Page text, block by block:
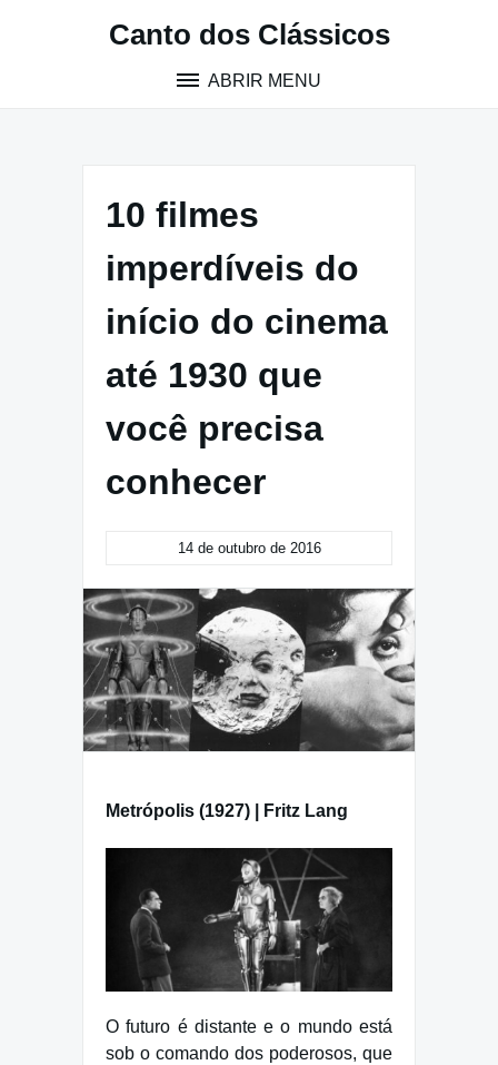
Canto dos Clássicos
ABRIR MENU
10 filmes
imperdíveis do
início do cinema
até 1930 que
você precisa
conhecer
14 de outubro de 2016
Metrópolis (1927) | Fritz Lang
O futuro é distante e o mundo está
sob o comando dos poderosos, que